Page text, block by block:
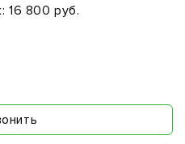
16 800 руб.